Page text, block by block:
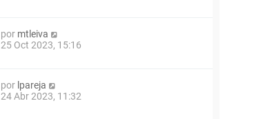
por mtleiva
25 Oct 2023, 15:16
por lpareja
24 Abr 2023, 11:32